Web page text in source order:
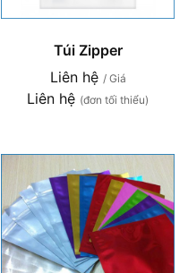
Túi Zipper
Liên hệ / Giá
Liên hệ (đơn tối thiểu)